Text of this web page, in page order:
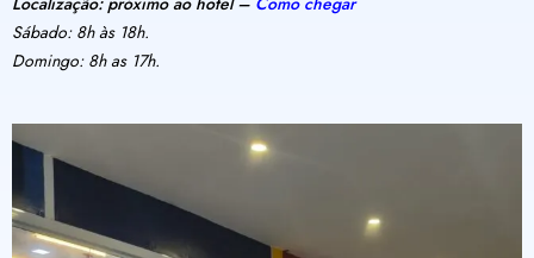
Sábado: 8h às 18h.
Domingo: 8h as 17h.